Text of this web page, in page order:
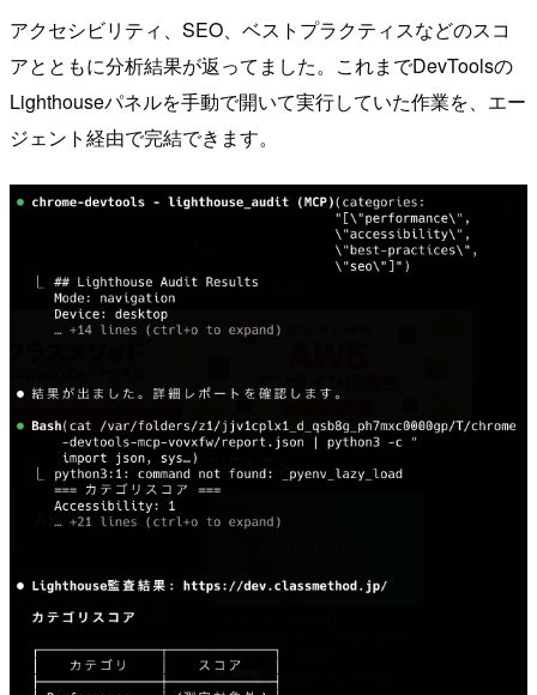
アクセシビリティ、SEO、ベストプラクティスなどのスコ
アとともに分析結果が返ってました。これまでDevToolsの
Lighthouseパネルを手動で開いて実行していた作業を、エー
ジェント経由で完結できます。